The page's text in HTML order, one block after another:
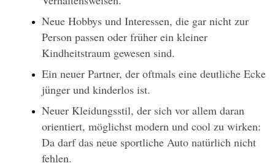
Neue Hobbys und Interessen, die gar nicht zur
Person passen oder früher ein kleiner
Kindheitstraum gewesen sind.
Ein neuer Partner, der oftmals eine deutliche Ecke
jünger und kinderlos ist.
Neuer Kleidungsstil, der sich vor allem daran
orientiert, möglichst modern und cool zu wirken:
Da darf das neue sportliche Auto natürlich nicht
fehlen.